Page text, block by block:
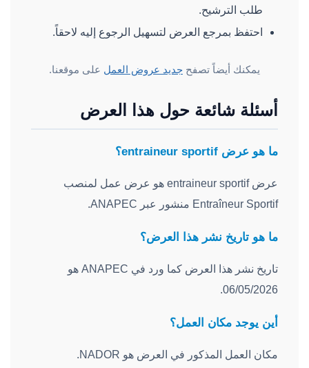
طلب الترشيح.
احتفظ بمرجع العرض لتسهيل الرجوع إليه لاحقاً.
يمكنك أيضاً تصفح جديد عروض العمل على موقعنا.
أسئلة شائعة حول هذا العرض
ما هو عرض entraineur sportif؟
عرض entraineur sportif هو عرض عمل لمنصب
Entraîneur Sportif منشور عبر ANAPEC.
ما هو تاريخ نشر هذا العرض؟
تاريخ نشر هذا العرض كما ورد في ANAPEC هو
06/05/2026.
أين يوجد مكان العمل؟
مكان العمل المذكور في العرض هو NADOR.